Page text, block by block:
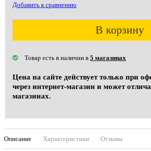
Добавить к сравнению
В корзину
Товар есть в наличии в 5 магазинах
Цена на сайте действует только при
через интернет-магазин и может
магазинах.
Описание Характеристики Отзывы